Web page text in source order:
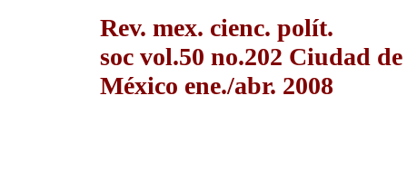
Rev. mex. cienc. polít.
soc vol.50 no.202 Ciudad de
México ene./abr. 2008